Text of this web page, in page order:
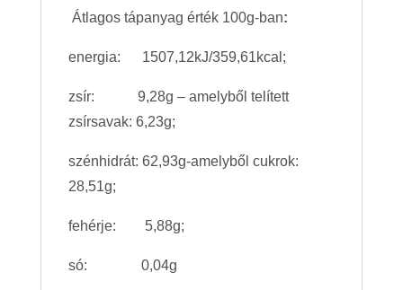
Átlagos tápanyag érték 100g-ban:
energia: 1507,12kJ/359,61kcal;
zsír: 9,28g – amelyből telített
zsírsavak: 6,23g;
szénhidrát: 62,93g-amelyből cukrok:
28,51g;
fehérje: 5,88g;
só: 0,04g